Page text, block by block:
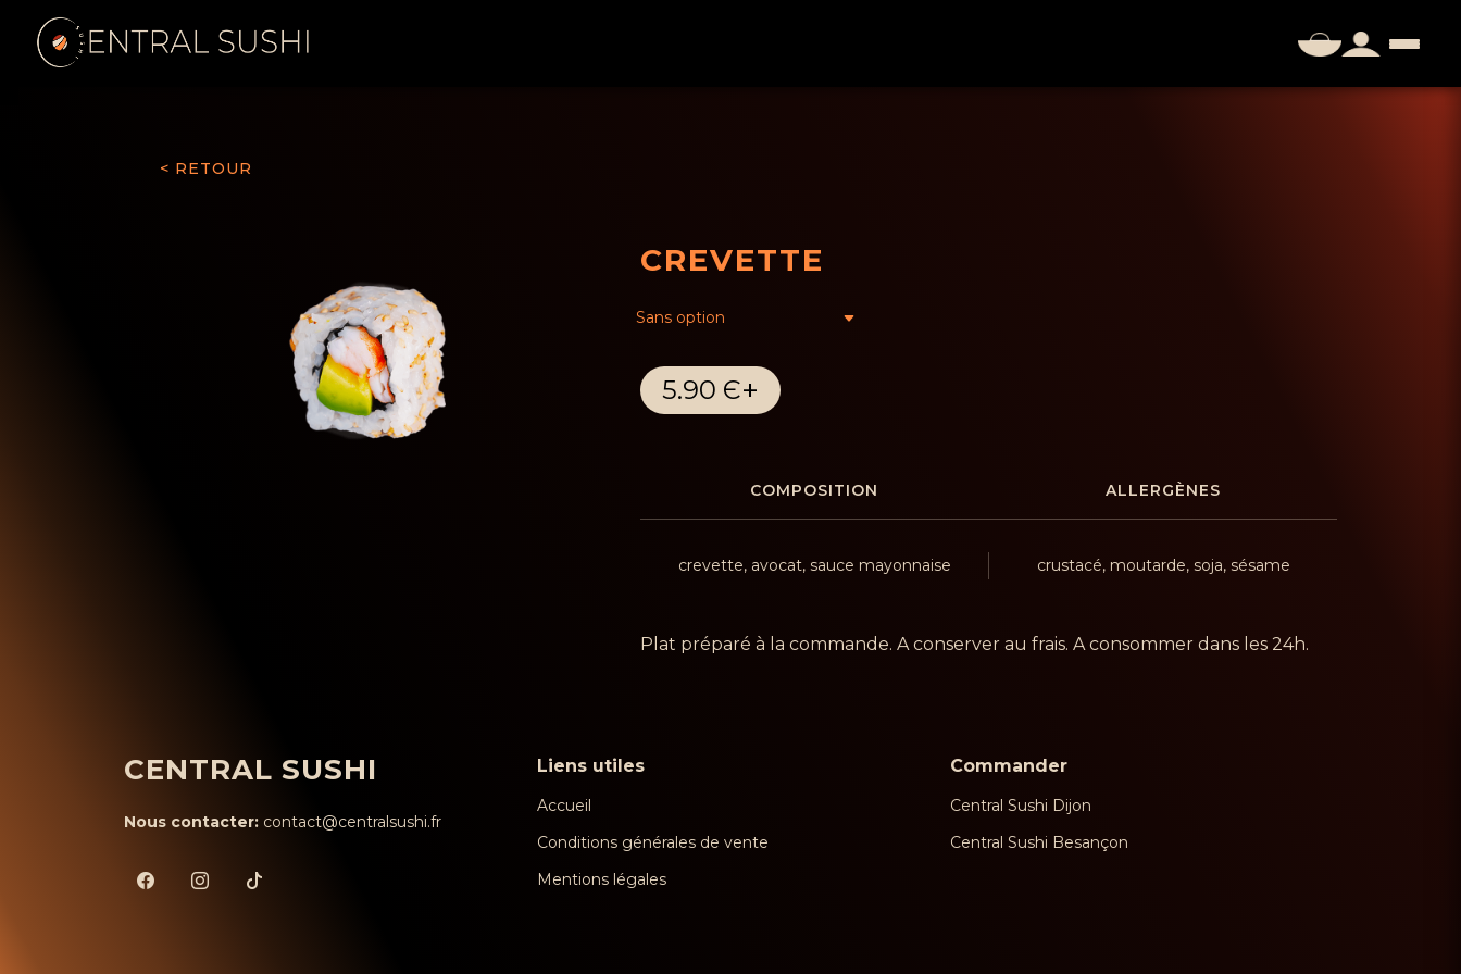
< RETOUR
CREVETTE
5.90 Є+
COMPOSITION ALLERGÈNES
crevette, avocat, sauce mayonnaise crustacé, moutarde, soja, sésame
Plat préparé à la commande. A conserver au frais. A consommer dans les 24h.
CENTRAL SUSHI
Nous contacter: contact@centralsushi.fr
Liens utiles
Accueil
Conditions générales de vente
Mentions légales
Commander
Central Sushi Dijon
Central Sushi Besançon